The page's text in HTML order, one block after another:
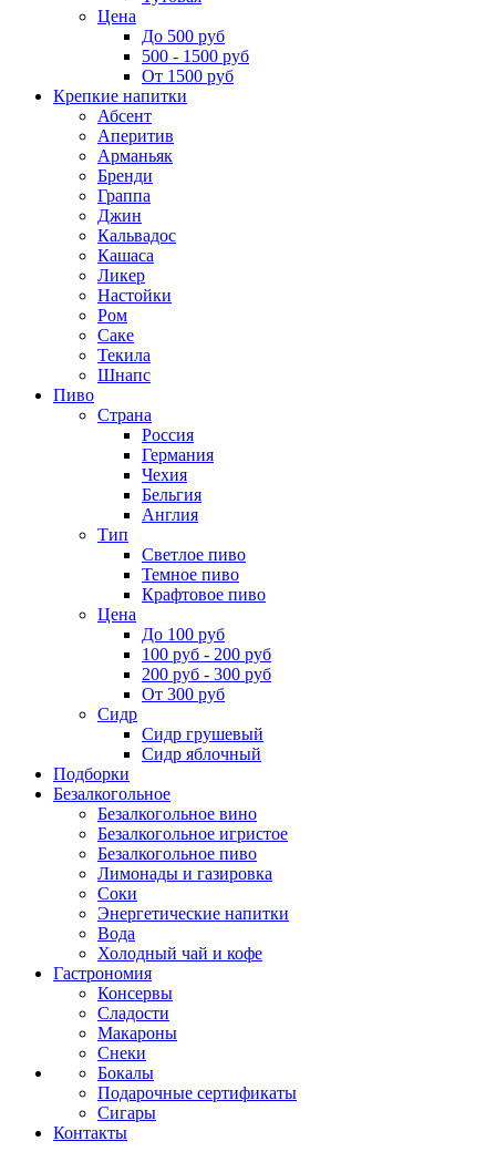
Цена
До 500 руб
500 - 1500 руб
От 1500 руб
Крепкие напитки
Абсент
Аперитив
Арманьяк
Бренди
Граппа
Джин
Кальвадос
Кашаса
Ликер
Настойки
Ром
Саке
Текила
Шнапс
Пиво
Страна
Россия
Германия
Чехия
Бельгия
Англия
Тип
Светлое пиво
Темное пиво
Крафтовое пиво
Цена
До 100 руб
100 руб - 200 руб
200 руб - 300 руб
От 300 руб
Сидр
Сидр грушевый
Сидр яблочный
Подборки
Безалкогольное
Безалкогольное вино
Безалкогольное игристое
Безалкогольное пиво
Лимонады и газировка
Соки
Энергетические напитки
Вода
Холодный чай и кофе
Гастрономия
Консервы
Сладости
Макароны
Снеки
Бокалы
Подарочные сертификаты
Сигары
Контакты